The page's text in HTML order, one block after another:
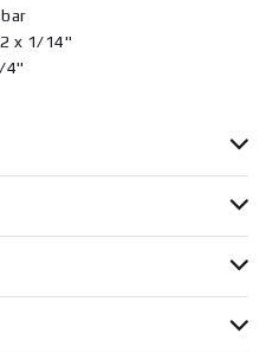
x 1/14"
4"